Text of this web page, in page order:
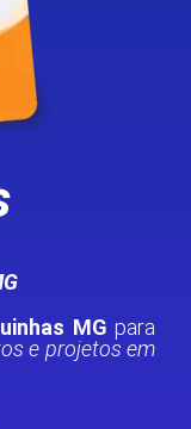
MG para
e projetos em